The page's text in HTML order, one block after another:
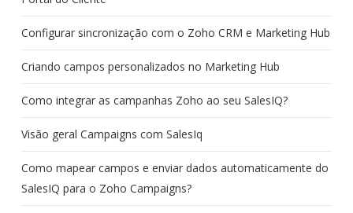
Configurar sincronização com o Zoho CRM e Marketing Hub
Criando campos personalizados no Marketing Hub
Como integrar as campanhas Zoho ao seu SalesIQ?
Visão geral Campaigns com SalesIq
Como mapear campos e enviar dados automaticamente do
SalesIQ para o Zoho Campaigns?